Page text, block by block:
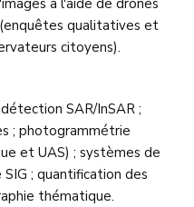
à l'aide de drones
qualitatives et
citoyens).
SAR/InSAR ;
; photogrammétrie
et UAS) ; systèmes de
; quantification des
thématique.